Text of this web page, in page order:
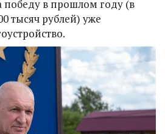
победу в прошлом году (в
тысяч рублей) уже